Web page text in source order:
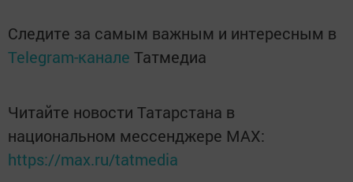
Следите за самым важным и интересным в
Telegram-канале Татмедиа
Читайте новости Татарстана в
национальном мессенджере MАХ:
https://max.ru/tatmedia